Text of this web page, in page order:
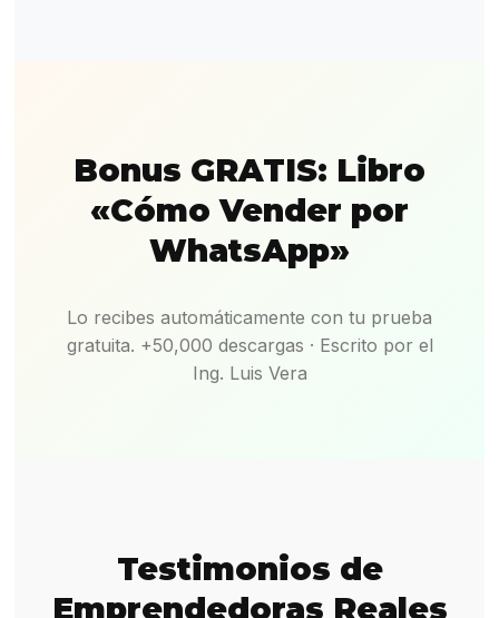
Bonus GRATIS: Libro
«Cómo Vender por
WhatsApp»
Lo recibes automáticamente con tu prueba
gratuita. +50,000 descargas · Escrito por el
Ing. Luis Vera
Testimonios de
Emprendedoras Reales